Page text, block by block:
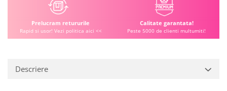
Prelucram retururile
Rapid si usor! Vezi politica aici <<
Calitate garantata!
Peste 5000 de clienti multumiti!
Descriere